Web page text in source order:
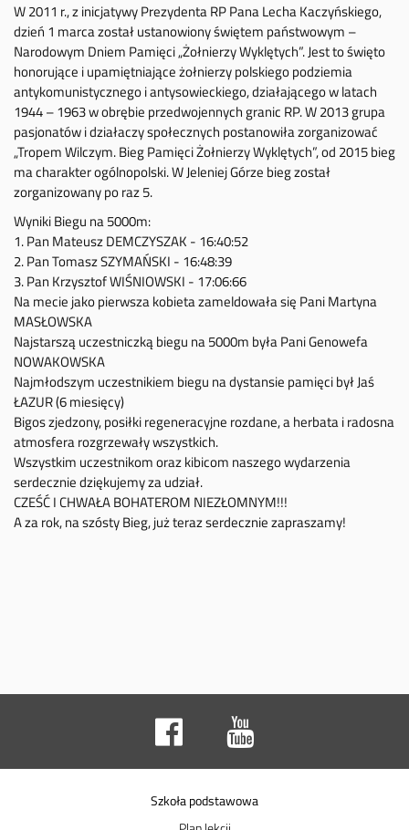
W 2011 r., z inicjatywy Prezydenta RP Pana Lecha Kaczyńskiego,
dzień 1 marca został ustanowiony świętem państwowym –
Narodowym Dniem Pamięci „Żołnierzy Wyklętych”. Jest to święto
honorujące i upamiętniające żołnierzy polskiego podziemia
antykomunistycznego i antysowieckiego, działającego w latach
1944 – 1963 w obrębie przedwojennych granic RP. W 2013 grupa
pasjonatów i działaczy społecznych postanowiła zorganizować
„Tropem Wilczym. Bieg Pamięci Żołnierzy Wyklętych”, od 2015 bieg
ma charakter ogólnopolski. W Jeleniej Górze bieg został
zorganizowany po raz 5.
Wyniki Biegu na 5000m:
1. Pan Mateusz DEMCZYSZAK - 16:40:52
2. Pan Tomasz SZYMAŃSKI - 16:48:39
3. Pan Krzysztof WIŚNIOWSKI - 17:06:66
Na mecie jako pierwsza kobieta zameldowała się Pani Martyna
MASŁOWSKA
Najstarszą uczestniczką biegu na 5000m była Pani Genowefa
NOWAKOWSKA
Najmłodszym uczestnikiem biegu na dystansie pamięci był Jaś
ŁAZUR (6 miesięcy)
Bigos zjedzony, posiłki regeneracyjne rozdane, a herbata i radosna
atmosfera rozgrzewały wszystkich.
Wszystkim uczestnikom oraz kibicom naszego wydarzenia
serdecznie dziękujemy za udział.
CZEŚĆ I CHWAŁA BOHATEROM NIEZŁOMNYM!!!
A za rok, na szósty Bieg, już teraz serdecznie zapraszamy!
Szkoła podstawowa